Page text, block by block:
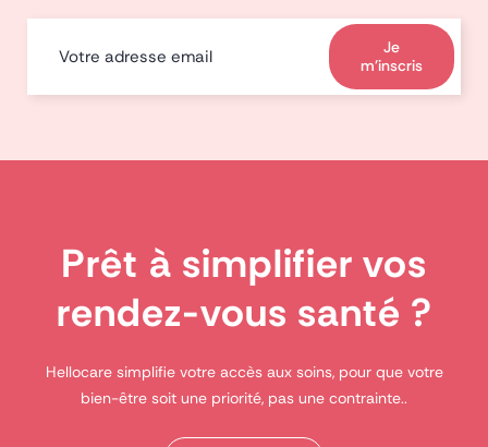
Je
m'inscris
Prêt à simplifier vos
rendez-vous santé ?
Hellocare simplifie votre accès aux soins, pour que votre
bien-être soit une priorité, pas une contrainte..